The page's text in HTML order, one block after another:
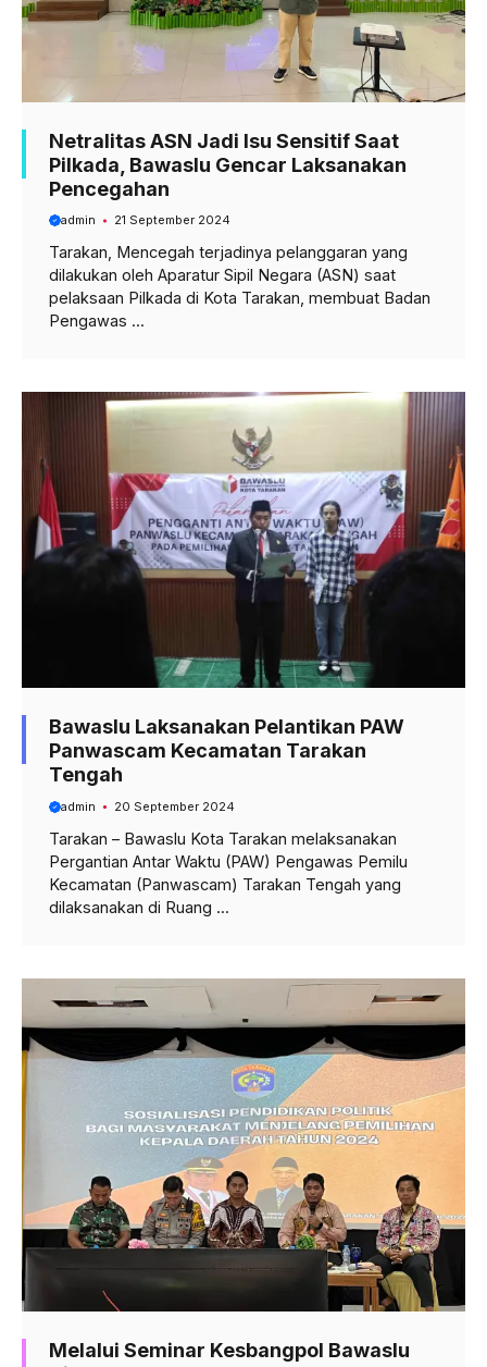
Netralitas ASN Jadi Isu Sensitif Saat
Pilkada, Bawaslu Gencar Laksanakan
Pencegahan
admin 21 September 2024
Tarakan, Mencegah terjadinya pelanggaran yang
dilakukan oleh Aparatur Sipil Negara (ASN) saat
pelaksaan Pilkada di Kota Tarakan, membuat Badan
Pengawas ...
Bawaslu Laksanakan Pelantikan PAW
Panwascam Kecamatan Tarakan
Tengah
admin 20 September 2024
Tarakan – Bawaslu Kota Tarakan melaksanakan
Pergantian Antar Waktu (PAW) Pengawas Pemilu
Kecamatan (Panwascam) Tarakan Tengah yang
dilaksanakan di Ruang ...
Melalui Seminar Kesbangpol Bawaslu